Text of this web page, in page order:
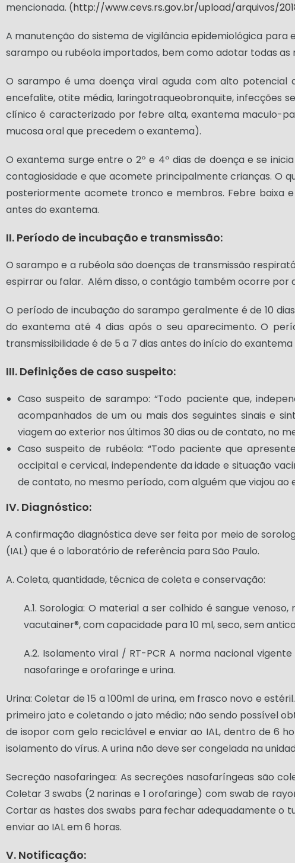
mencionada. (http://www.cevs.rs.gov.br/upload/arquivos/
A manutenção do sistema de vigilância epidemiológica
sarampo ou rubéola importados, bem como adotar todas as
O sarampo é uma doença viral aguda com alto potencial
encefalite, otite média, laringotraqueobronquite, infecções
clínico é caracterizado por febre alta, exantema maculo-
mucosa oral que precedem o exantema).
O exantema surge entre o 2º e 4º dias de doença e se
contagiosidade e que acomete principalmente crianças. O
posteriormente acomete tronco e membros. Febre baixa
antes do exantema.
II. Período de incubação e transmissão:
O sarampo e a rubéola são doenças de transmissão
espirrar ou falar. Além disso, o contágio também ocorre por
O período de incubação do sarampo geralmente é de 10
do exantema até 4 dias após o seu aparecimento. O
transmissibilidade é de 5 a 7 dias antes do início do
III. Definições de caso suspeito:
Caso suspeito de sarampo: “Todo paciente que,
acompanhados de um ou mais dos seguintes sinais e
viagem ao exterior nos últimos 30 dias ou de contato, no
Caso suspeito de rubéola: “Todo paciente que
occipital e cervical, independente da idade e situação
de contato, no mesmo período, com alguém que viajou ao
IV. Diagnóstico:
A confirmação diagnóstica deve ser feita por meio de
(IAL) que é o laboratório de referência para São Paulo.
A. Coleta, quantidade, técnica de coleta e conservação:
A.1. Sorologia: O material a ser colhido é sangue
vacutainer®, com capacidade para 10 ml, seco, sem
A.2. Isolamento viral / RT-PCR A norma nacional
nasofaringe e orofaringe e urina.
Urina: Coletar de 15 a 100ml de urina, em frasco novo e
primeiro jato e coletando o jato médio; não sendo possível
de isopor com gelo reciclável e enviar ao IAL, dentro de 6
isolamento do vírus. A urina não deve ser congelada na
Secreção nasofaringea: As secreções nasofaríngeas são
Coletar 3 swabs (2 narinas e 1 orofaringe) com swab de
Cortar as hastes dos swabs para fechar adequadamente o
enviar ao IAL em 6 horas.
V. Notificação: